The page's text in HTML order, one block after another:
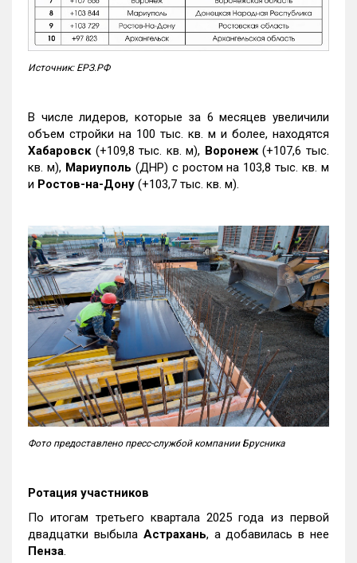
Источник: ЕРЗ.РФ
В числе лидеров, которые за 6 месяцев увеличили
объем стройки на 100 тыс. кв. м и более, находятся
Хабаровск (+109,8 тыс. кв. м), Воронеж(+107,6 тыс.
кв. м), Мариуполь (ДНР) с ростом на 103,8 тыс. кв. м
и Ростов-на-Дону (+103,7 тыс. кв. м).
Фото предоставлено пресс-службой компании Брусника
Ротация участников
По итогам третьего квартала 2025 года из первой
двадцатки выбыла Астрахань, а добавилась в нее
Пенза.